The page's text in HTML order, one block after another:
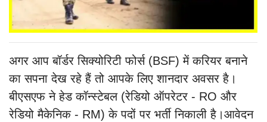
अगर आप बॉर्डर सिक्योरिटी फोर्स (BSF) में करियर बनाने
का सपना देख रहे हैं तो आपके लिए शानदार अवसर है।
बीएसएफ ने हेड कॉन्स्टेबल (रेडियो ऑपरेटर - RO और
रेडियो मैकेनिक - RM) के पदों पर भर्ती निकाली है।आवेदन